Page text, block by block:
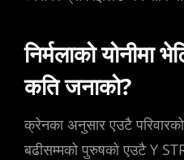
निर्मलाको योनीमा
कति जनाको?
क्रेनका अनुसार एउटै
बढीसम्मको पुरुषको एउटै Y